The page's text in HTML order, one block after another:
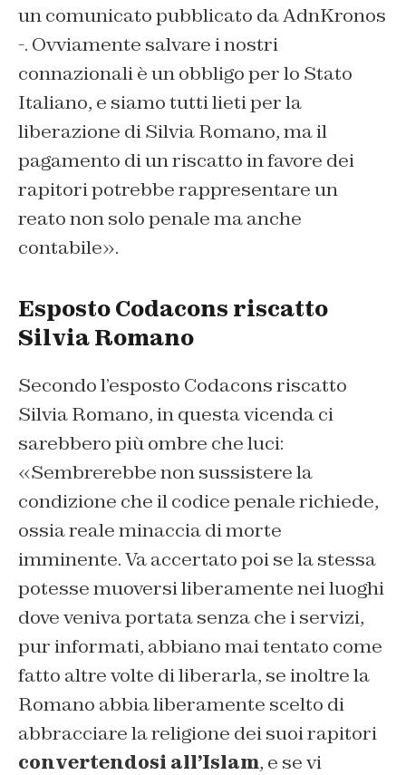
un comunicato pubblicato da AdnKronos
-. Ovviamente salvare i nostri
connazionali è un obbligo per lo Stato
Italiano, e siamo tutti lieti per la
liberazione di Silvia Romano, ma il
pagamento di un riscatto in favore dei
rapitori potrebbe rappresentare un
reato non solo penale ma anche
contabile».
Esposto Codacons riscatto
Silvia Romano
Secondo l’esposto Codacons riscatto
Silvia Romano, in questa vicenda ci
sarebbero più ombre che luci:
«Sembrerebbe non sussistere la
condizione che il codice penale richiede,
ossia reale minaccia di morte
imminente. Va accertato poi se la stessa
potesse muoversi liberamente nei luoghi
dove veniva portata senza che i servizi,
pur informati, abbiano mai tentato come
fatto altre volte di liberarla, se inoltre la
Romano abbia liberamente scelto di
abbracciare la religione dei suoi rapitori
convertendosi all’Islam, e se vi